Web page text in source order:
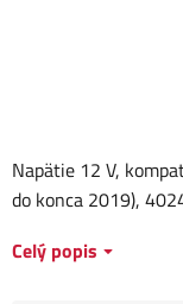
Napätie 12 V,
do konca 2019),
Celý popis